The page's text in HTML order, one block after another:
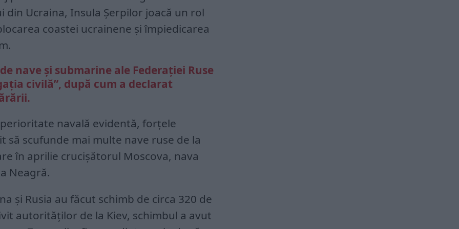
Ucraina, Insula Șerpilor joacă un rol
coastei ucrainene și împiedicarea
nave şi submarine ale Federaţiei Ruse
civilă”, după cum a declarat
navală evidentă, forţele
să scufunde mai multe nave ruse de la
în aprilie crucişătorul Moscova, nava
Neagră.
şi Rusia au făcut schimb de circa 320 de
autorităţilor de la Kiev, schimbul a avut